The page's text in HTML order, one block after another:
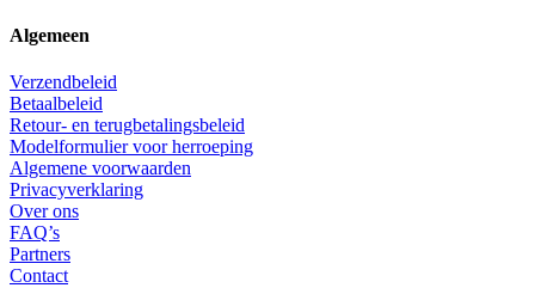
Algemeen
Verzendbeleid
Betaalbeleid
Retour- en terugbetalingsbeleid
Modelformulier voor herroeping
Algemene voorwaarden
Privacyverklaring
Over ons
FAQ’s
Partners
Contact